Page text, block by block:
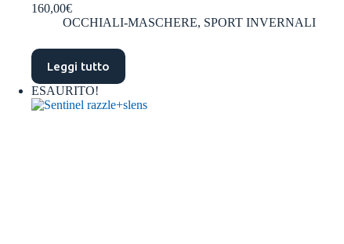
160,00€
OCCHIALI-MASCHERE, SPORT INVERNALI
Leggi tutto
ESAURITO!